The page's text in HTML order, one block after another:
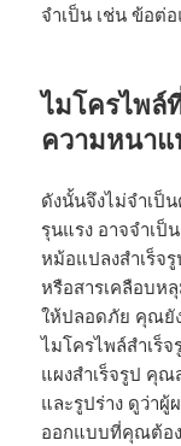
จำเป็น เช่น ข้อต่อ
ไมโครไพล์
ความหนาแ
ดังนั้นจึงไม่จำเป็
รุนแรง อาจจำเป็
หม้อแปลงสำเร็จ
หรือสารเคลือบห
ให้ปลอดภัย คุณยั
ไมโครไพล์สำเร็
แผงสำเร็จรูป คุณ
และรูปร่าง ดูว่า
ออกแบบที่คุณต้อง